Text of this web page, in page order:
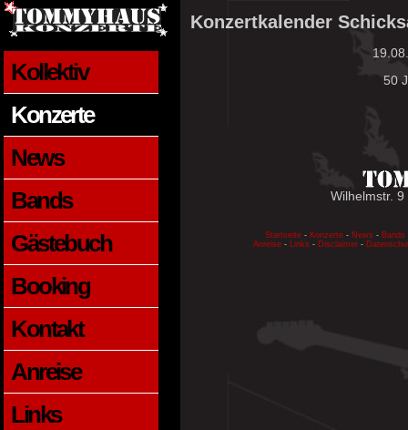
Kollektiv
Konzerte
News
Bands
Gästebuch
Booking
Kontakt
Anreise
Links
Konzertkalender
50
Wilhelmstr.
Startseite - Konzerte - News - Bands
Anreise - Links - Disclaimer -